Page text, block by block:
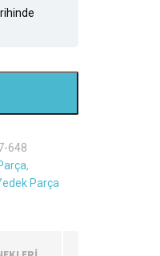
648
,
Parça